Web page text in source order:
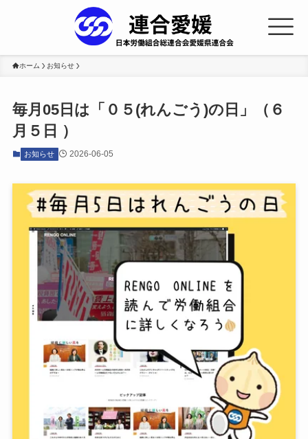
ホーム お知らせ
毎月05日は「０５(れんごう)の日」（６
月５日 ）
お知らせ 2026-06-05